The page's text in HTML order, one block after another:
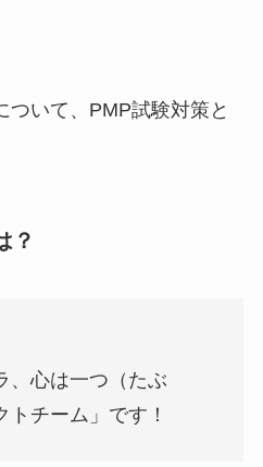
ついて、PMP試験対策と
？
、心は一つ（たぶ
トチーム」です！